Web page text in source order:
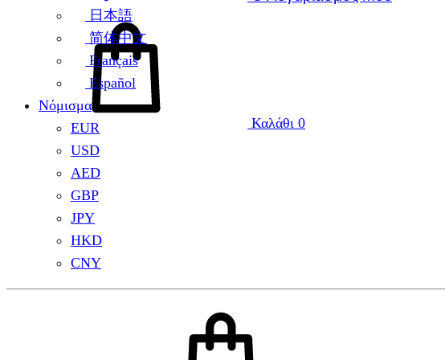
Καλάθι 0
日本語
简体中文
Français
Español
Νόμισμα
EUR
USD
AED
GBP
JPY
HKD
CNY